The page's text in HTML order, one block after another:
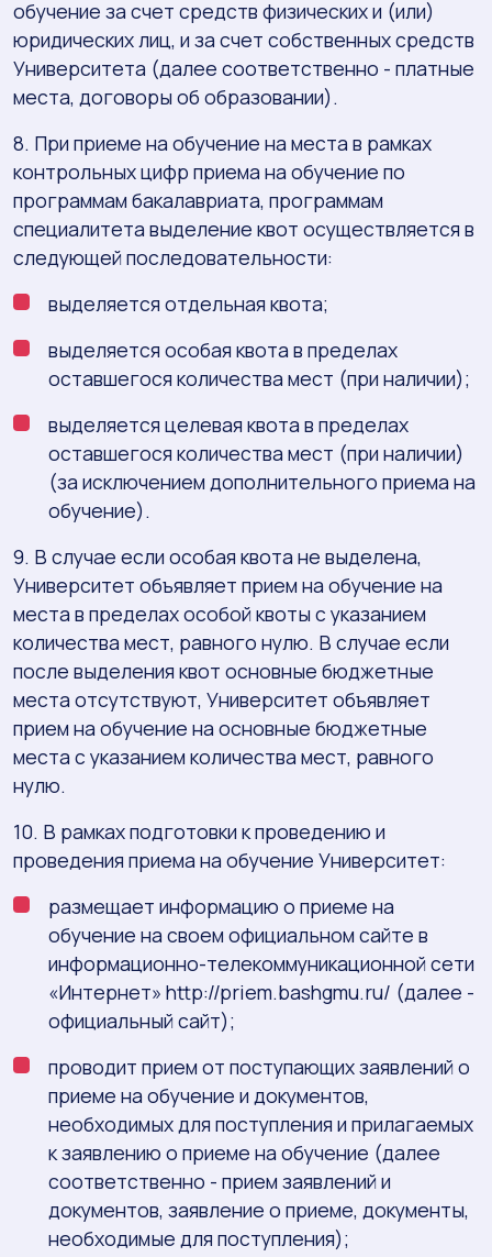
обучение за счет средств физических и (или)
юридических лиц, и за счет собственных средств
Университета (далее соответственно - платные
места, договоры об образовании).
8. При приеме на обучение на места в рамках
контрольных цифр приема на обучение по
программам бакалавриата, программам
специалитета выделение квот осуществляется в
следующей последовательности:
выделяется отдельная квота;
выделяется особая квота в пределах
оставшегося количества мест (при наличии);
выделяется целевая квота в пределах
оставшегося количества мест (при наличии)
(за исключением дополнительного приема на
обучение).
9. В случае если особая квота не выделена,
Университет объявляет прием на обучение на
места в пределах особой квоты с указанием
количества мест, равного нулю. В случае если
после выделения квот основные бюджетные
места отсутствуют, Университет объявляет
прием на обучение на основные бюджетные
места с указанием количества мест, равного
нулю.
10. В рамках подготовки к проведению и
проведения приема на обучение Университет:
размещает информацию о приеме на
обучение на своем официальном сайте в
информационно-телекоммуникационной сети
«Интернет» http://priem.bashgmu.ru/ (далее -
официальный сайт);
проводит прием от поступающих заявлений о
приеме на обучение и документов,
необходимых для поступления и прилагаемых
к заявлению о приеме на обучение (далее
соответственно - прием заявлений и
документов, заявление о приеме, документы,
необходимые для поступления);